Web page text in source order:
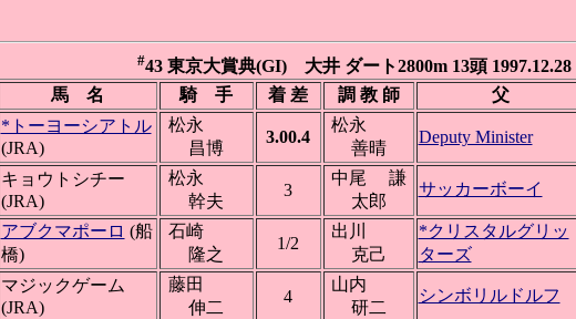
#43 東京大賞典(GI) 大井 ダート2800m 13頭 1997.12.28
馬 名 騎 手 着 差 調 教 師 父
*トーヨーシアトル
(JRA)
松永
昌博
3.00.4
松永
善晴
Deputy Minister
キョウトシチー
(JRA)
松永
幹夫
3
中尾 謙
太郎
サッカーボーイ
アブクマポーロ (船
橋)
石崎
隆之
1/2
出川
克己
*クリスタルグリッ
ターズ
マジックゲーム
(JRA)
藤田
伸二
4
山内
研二
シンボリルドルフ